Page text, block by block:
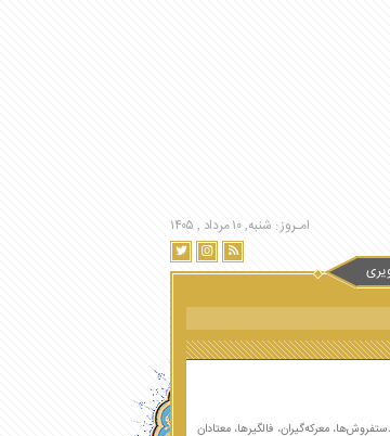
امـروز : شنبه, ۱۰ مرداد , ۱۴۰۵
معرکه‌گیران، فالگیرها، معتادان